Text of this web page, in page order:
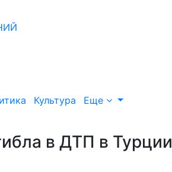
Культура Еще
в ДТП в Турции